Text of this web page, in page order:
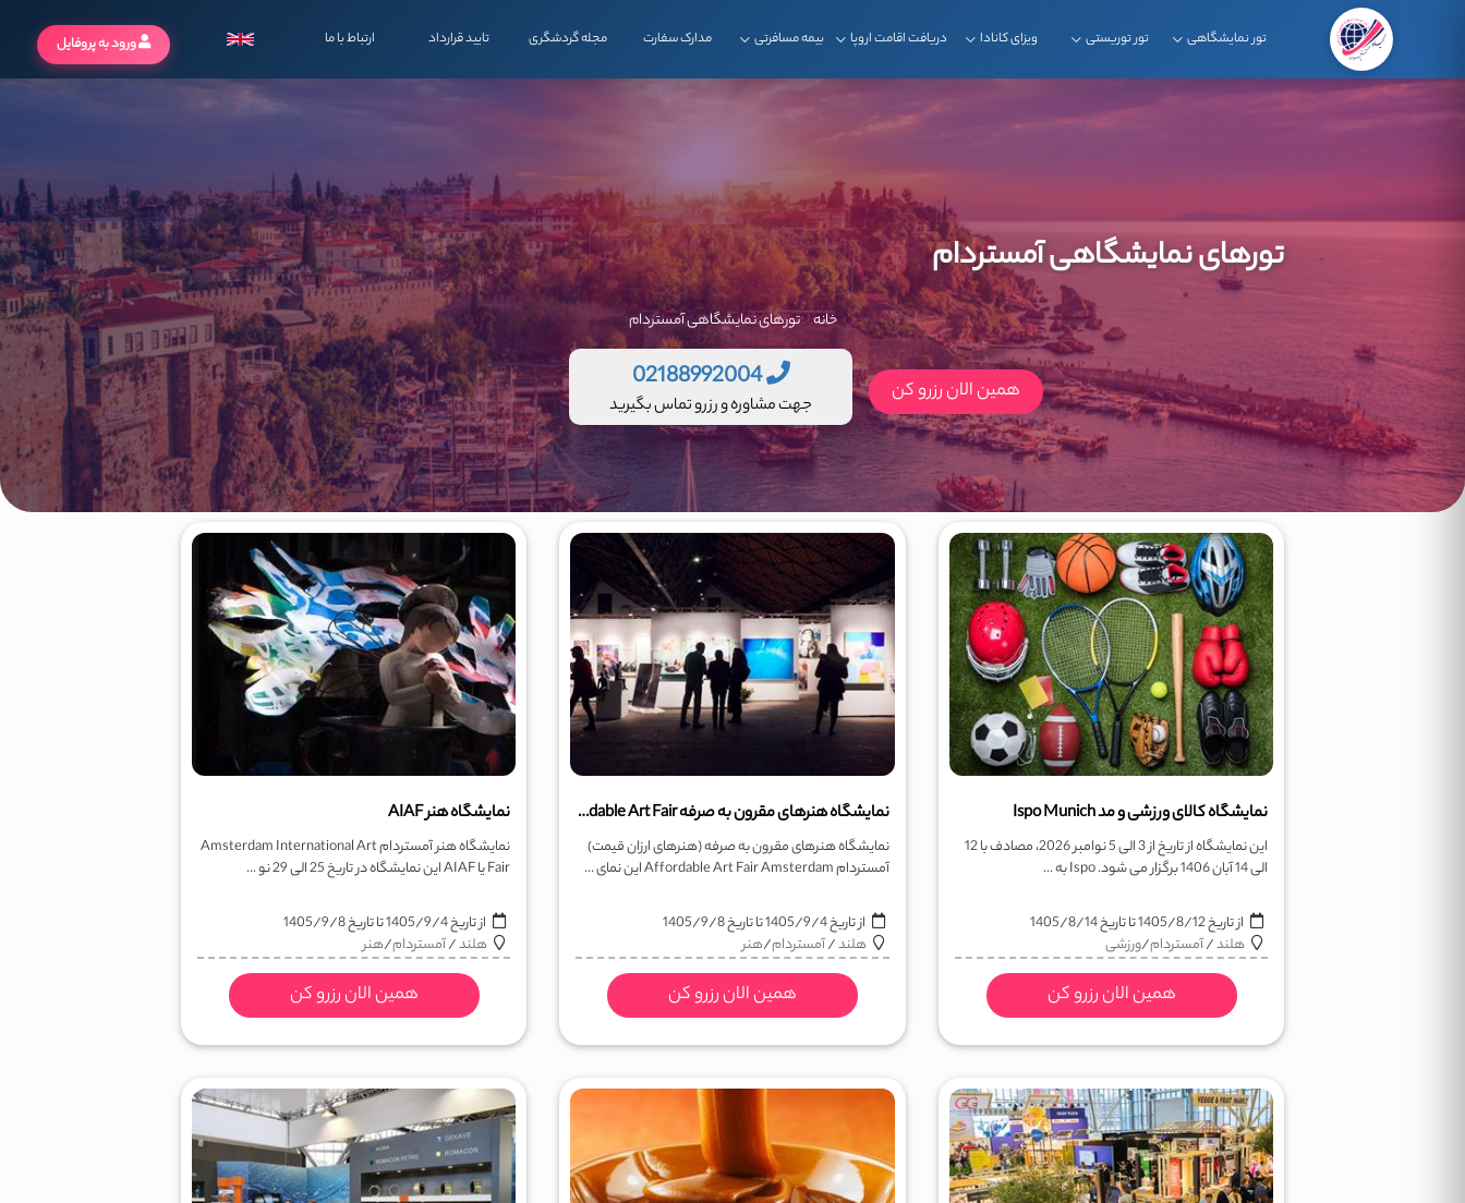
تور نمایشگاهی تور توریستی ویزای کانادا دریافت اقامت اروپا بیمه مسافرتی مدارک سفارت مجله گردشگری تایید قرارداد ارتباط با ما ورود به پروفایل
تورهای نمایشگاهی آمستردام
خانه تورهای نمایشگاهی آمستردام
همین الان رزرو کن 02188992004
جهت مشاوره و رزرو تماس بگیرید
نمایشگاه کالای ورزشی و مد Ispo Munich
این نمایشگاه از تاریخ از 3 الی 5 نوامبر 2026، مصادف با 12
الی 14 آبان 1406 برگزار می شود. Ispo به ...
از تاریخ1405/8/12تا تاریخ1405/8/14
هلند/آمستردام/ورزشی
همین الان رزرو کن
نمایشگاه هنرهای مقرون به صرفه Affrodable Art Fair
نمایشگاه هنرهای مقرون به صرفه (هنرهای ارزان قیمت)
آمستردام Affordable Art Fair Amsterdam این نمای ...
از تاریخ1405/9/4تا تاریخ1405/9/8
هلند/آمستردام/هنر
همین الان رزرو کن
نمایشگاه هنر AIAF
نمایشگاه هنر آمستردام Amsterdam International Art
Fair یا AIAF این نمایشگاه در تاریخ 25 الی 29 نو ...
از تاریخ1405/9/4تا تاریخ1405/9/8
هلند/آمستردام/هنر
همین الان رزرو کن